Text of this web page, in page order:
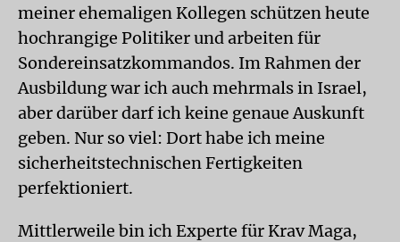
meiner ehemaligen Kollegen schützen heute
hochrangige Politiker und arbeiten für
Sondereinsatzkommandos. Im Rahmen der
Ausbildung war ich auch mehrmals in Israel,
aber darüber darf ich keine genaue Auskunft
geben. Nur so viel: Dort habe ich meine
sicherheitstechnischen Fertigkeiten
perfektioniert.
Mittlerweile bin ich Experte für Krav Maga,